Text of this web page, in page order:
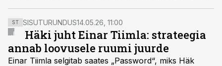
12 kuu konsolideeritud vahearuandest.
ST SISUTURUNDUS14.05.26, 11:00
Häki juht Einar Tiimla: strateegia
annab loovusele ruumi juurde
Einar Tiimla selgitab saates „Password“, miks Häk